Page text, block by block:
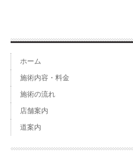
ホーム
施術内容・料金
施術の流れ
店舗案内
道案内